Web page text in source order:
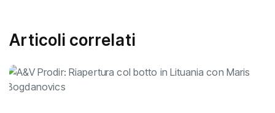
Articoli correlati